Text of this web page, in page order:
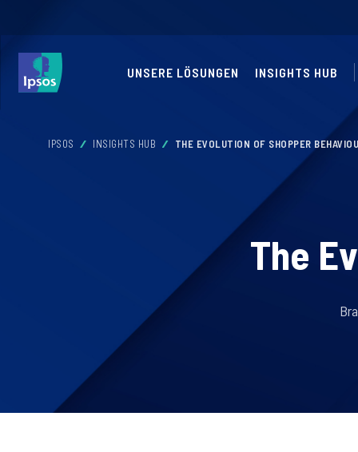
UNSERE LÖSUNGEN INSIGHTS HUB
IPSOS INSIGHTS HUB THE EVOLUTION OF SHOPPER
The